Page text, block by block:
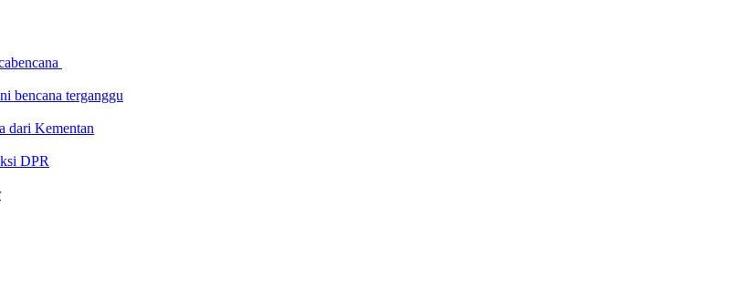
bencana terganggu
dari Kementan
DPR